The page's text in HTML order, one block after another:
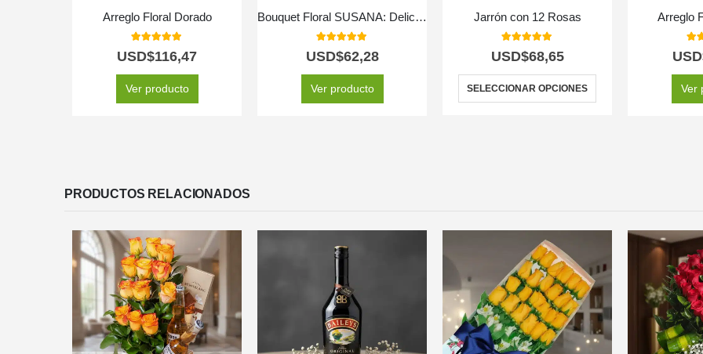
Arreglo Floral Dorado
USD$116,47
Ver producto
Bouquet Floral SUSANA: Delicadeza en Rosas y Astromelias 🌿
USD$62,28
Ver producto
Jarrón con 12 Rosas
USD$68,65
SELECCIONAR OPCIONES
Arreglo
Ver
PRODUCTOS RELACIONADOS